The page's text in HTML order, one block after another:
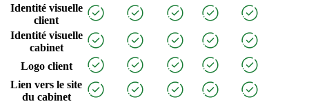
Identité visuelle
client
Identité visuelle
cabinet
Logo client
Lien vers le site
du cabinet